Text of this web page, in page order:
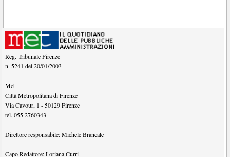
Reg. Tribunale Firenze
n. 5241 del 20/01/2003
Met
Città Metropolitana di Firenze
Via Cavour, 1 - 50129 Firenze
tel.055 2760343
Direttore responsabile:Michele Brancale
Capo Redattore:Loriana Curri